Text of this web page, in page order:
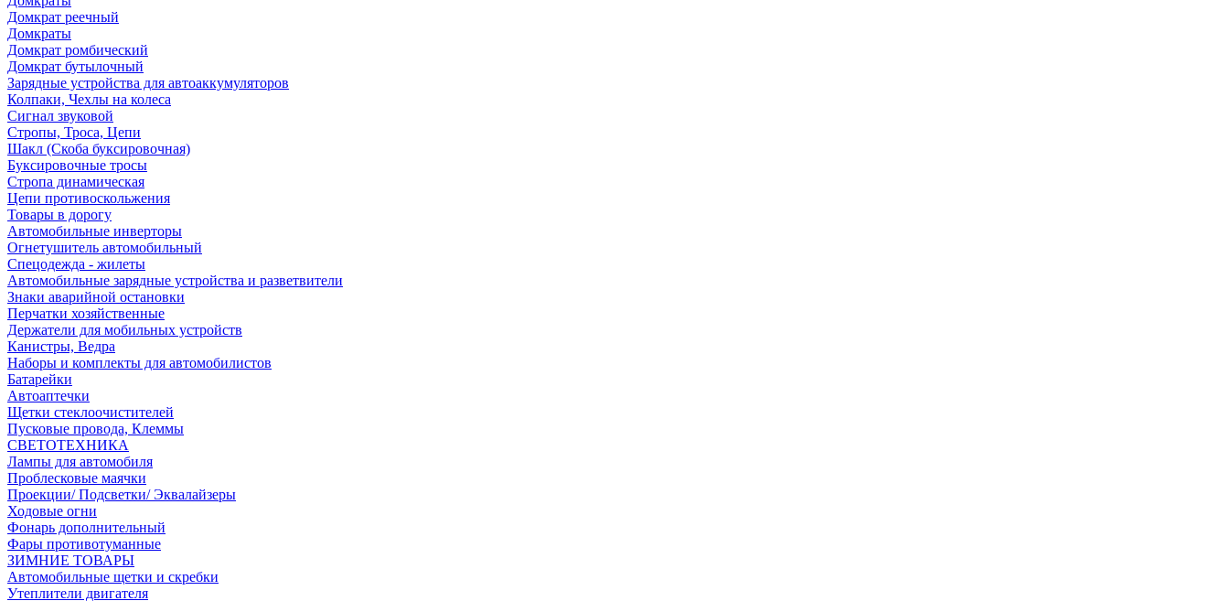
Домкрат реечный
Домкраты
Домкрат ромбический
Домкрат бутылочный
Зарядные устройства для автоаккумуляторов
Колпаки, Чехлы на колеса
Сигнал звуковой
Стропы, Троса, Цепи
Шакл (Скоба буксировочная)
Буксировочные тросы
Стропа динамическая
Цепи противоскольжения
Товары в дорогу
Автомобильные инверторы
Огнетушитель автомобильный
Спецодежда - жилеты
Автомобильные зарядные устройства и разветвители
Знаки аварийной остановки
Перчатки хозяйственные
Держатели для мобильных устройств
Канистры, Ведра
Наборы и комплекты для автомобилистов
Батарейки
Автоаптечки
Щетки стеклоочистителей
Пусковые провода, Клеммы
СВЕТОТЕХНИКА
Лампы для автомобиля
Проблесковые маячки
Проекции/ Подсветки/ Эквалайзеры
Ходовые огни
Фонарь дополнительный
Фары противотуманные
ЗИМНИЕ ТОВАРЫ
Автомобильные щетки и скребки
Утеплители двигателя